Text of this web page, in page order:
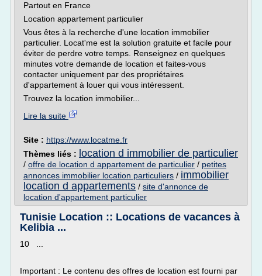
Partout en France
Location appartement particulier
Vous êtes à la recherche d'une location immobilier
particulier. Locat'me est la solution gratuite et facile pour
éviter de perdre votre temps. Renseignez en quelques
minutes votre demande de location et faites-vous
contacter uniquement par des propriétaires
d'appartement à louer qui vous intéressent.
Trouvez la location immobilier...
Lire la suite
Site : https://www.locatme.fr
Thèmes liés : location d immobilier de particulier
/ offre de location d appartement de particulier / petites
annonces immobilier location particuliers / immobilier
location d appartements / site d'annonce de
location d'appartement particulier
Tunisie Location :: Locations de vacances à
Kelibia ...
10 ...
Important : Le contenu des offres de location est fourni par